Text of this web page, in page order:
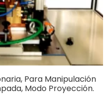
Para Manipulación
Modo Proyección.